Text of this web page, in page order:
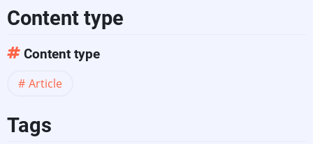
佳
实
践
Content type
Content type
Article
Tags